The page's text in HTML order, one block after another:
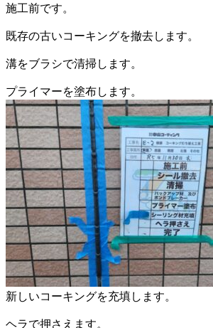
施工前です。
既存の古いコーキングを撤去します。
溝をブラシで清掃します。
プライマーを塗布します。
新しいコーキングを充填します。
ヘラで押さえます。